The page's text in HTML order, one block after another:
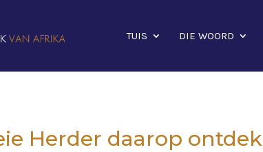
TUIS DIE WOORD
Herder daarop ontdek